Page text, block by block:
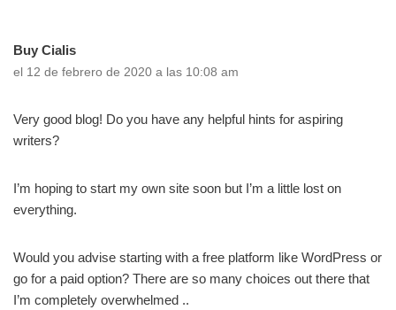
Buy Cialis
el 12 de febrero de 2020 a las 10:08 am
Very good blog! Do you have any helpful hints for aspiring
writers?
I’m hoping to start my own site soon but I’m a little lost on
everything.
Would you advise starting with a free platform like WordPress or
go for a paid option? There are so many choices out there that
I’m completely overwhelmed ..